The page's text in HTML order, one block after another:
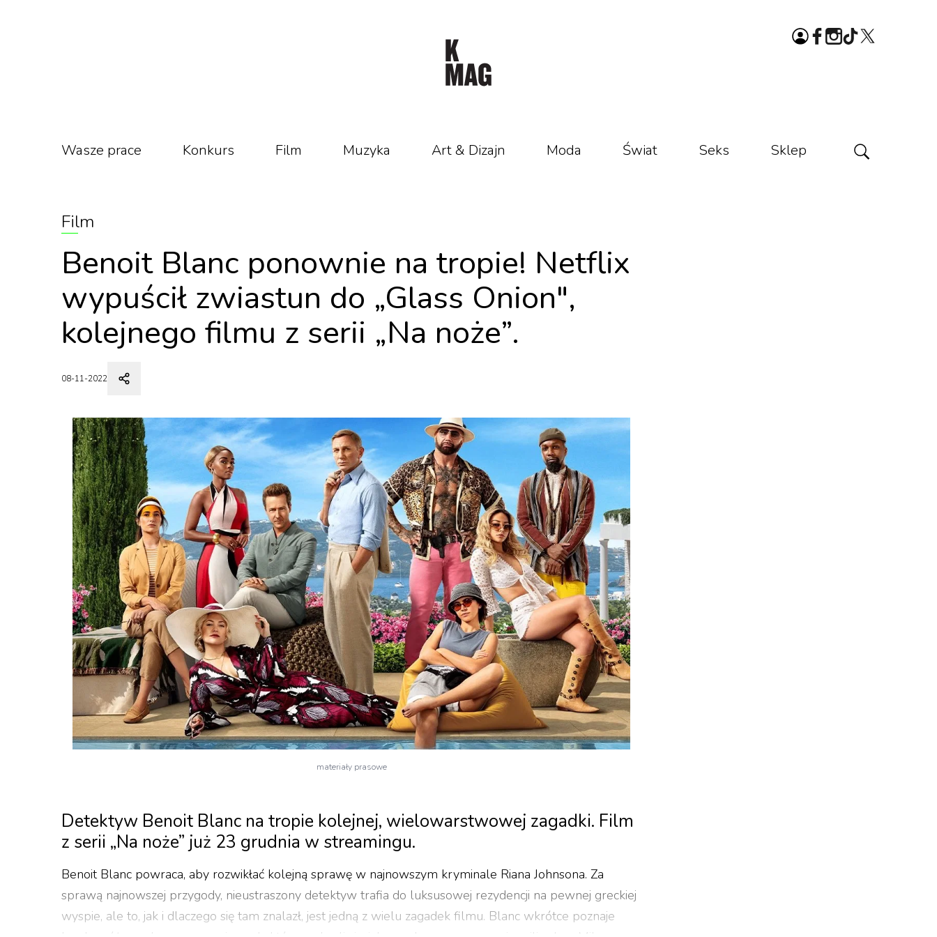
Wasze prace Konkurs Film Muzyka Art & Dizajn Moda Świat Seks Sklep
Film
Benoit Blanc ponownie na tropie! Netflix
wypuścił zwiastun do „Glass Onion",
kolejnego filmu z serii „Na noże”.
08-11-2022
materiały prasowe
Detektyw Benoit Blanc na tropie kolejnej, wielowarstwowej zagadki. Film
z serii „Na noże” już 23 grudnia w streamingu.
Benoit Blanc powraca, aby rozwikłać kolejną sprawę w najnowszym kryminale Riana Johnsona. Za
sprawą najnowszej przygody, nieustraszony detektyw trafia do luksusowej rezydencji na pewnej greckiej
wyspie, ale to, jak i dlaczego się tam znalazł, jest jedną z wielu zagadek filmu. Blanc wkrótce poznaje